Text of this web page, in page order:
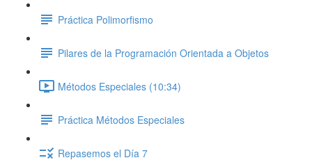
Práctica Polimorfismo
Pilares de la Programación Orientada a Objetos
Métodos Especiales (10:34)
Práctica Métodos Especiales
Repasemos el Día 7